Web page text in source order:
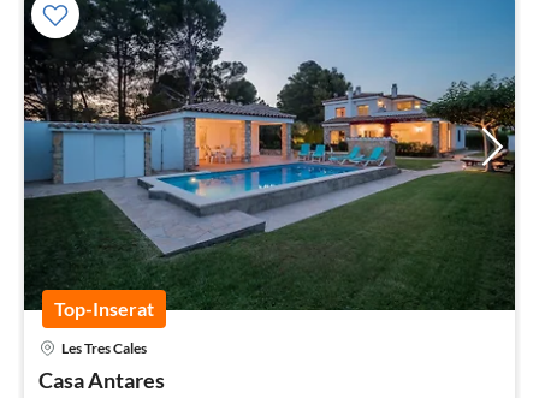
Top-Inserat
Les Tres Cales
Casa Antares